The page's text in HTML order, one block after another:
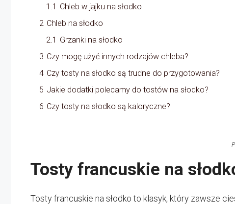
1.1 Chleb w jajku na słodko
2 Chleb na słodko
2.1 Grzanki na słodko
3 Czy mogę użyć innych rodzajów chleba?
4 Czy tosty na słodko są trudne do przygotowania?
5 Jakie dodatki polecamy do tostów na słodko?
6 Czy tosty na słodko są kaloryczne?
Tosty francuskie na
Tosty francuskie na słodko to klasyk, który zawsze